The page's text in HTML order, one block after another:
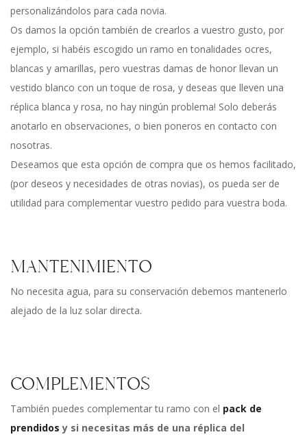
personalizándolos para cada novia.
Os damos la opción también de crearlos a vuestro gusto, por
ejemplo, si habéis escogido un ramo en tonalidades ocres,
blancas y amarillas, pero vuestras damas de honor llevan un
vestido blanco con un toque de rosa, y deseas que lleven una
réplica blanca y rosa, no hay ningún problema! Solo deberás
anotarlo en observaciones, o bien poneros en contacto con
nosotras.
Deseamos que esta opción de compra que os hemos facilitado,
(por deseos y necesidades de otras novias), os pueda ser de
utilidad para complementar vuestro pedido para vuestra boda.
MANTENIMIENTO
No necesita agua, para su conservación debemos mantenerlo
alejado de la luz solar directa.
COMPLEMENTOS
También puedes complementar tu ramo con el pack de
prendidos y si necesitas más de una réplica del